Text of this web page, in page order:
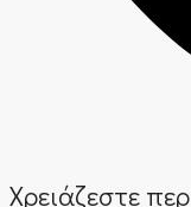
Χρειάζεστε